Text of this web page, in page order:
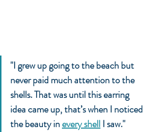
"I grew up going to the beach but
never paid much attention to the
shells. That was until this earring
idea came up, that’s when I noticed
the beauty in every shell I saw."